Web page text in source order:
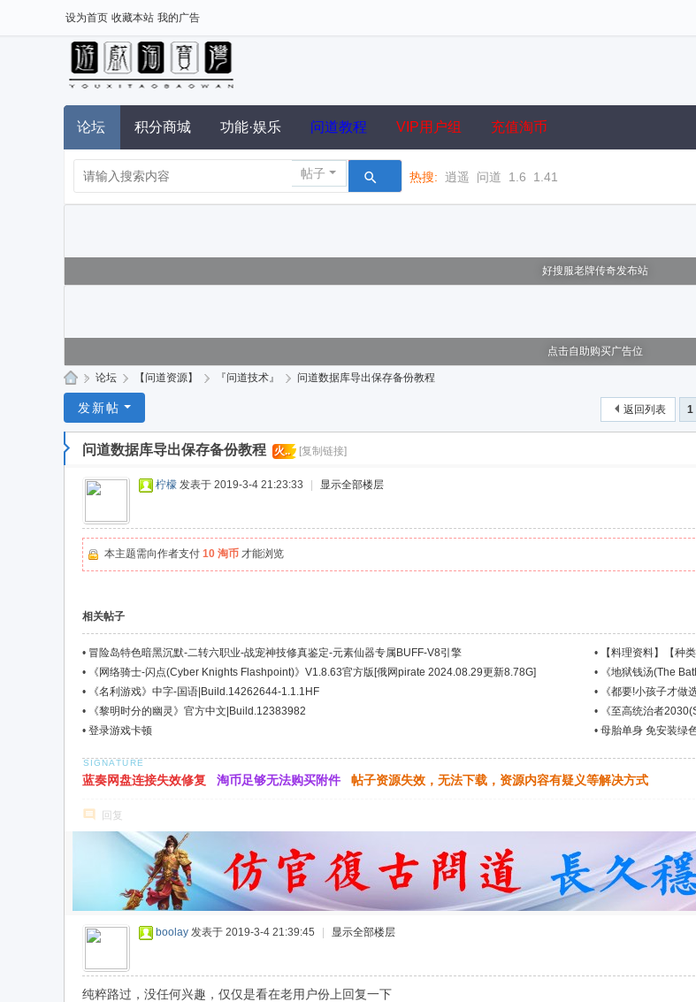
设为首页 收藏本站 我的广告
论坛 积分商城 功能·娱乐 问道教程 VIP用户组 充值淘币
帖子 热搜: 逍遥 问道 1.6 1.41
好搜服老牌传奇发布站
点击自助购买广告位
戏
淘
» 论坛 › 【问道资源】 › 『问道技术』 › 问道数据库导出保存备份教程
1
返回列表
发新帖
问道数据库导出保存备份教程 火.. [复制链接]
柠檬 发表于 2019-3-4 21:23:33 显示全部楼层
本主题需向作者支付 10 淘币 才能浏览
相关帖子
• 冒险岛特色暗黑沉默-二转六职业-战宠神技修真鉴定-元素仙器专属BUFF-V8引擎 •
【料理资料】【种
•
《网络骑士-闪点(Cyber Knights Flashpoint)》V1.8.63官方版[俄网pirate 2024.08.29更新8.78G] •
《地狱钱汤(The
•
《名利游戏》中字-国语|Build.14262644-1.1.1HF •
《都要!小孩子才
•
《黎明时分的幽灵》官方中文|Build.12383982 •
《至高统治者
• 登录游戏卡顿 • 母胎单身 免安装绿
蓝奏网盘连接失效修复 淘币足够无法购买附件 帖子资源失效，无法下载，资源内容有疑义等解决方式
回复
boolay 发表于 2019-3-4 21:39:45 显示全部楼层
纯粹路过，没任何兴趣，仅仅是看在老用户份上回复一下